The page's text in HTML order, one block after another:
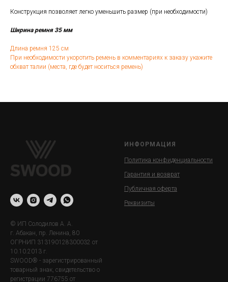
Конструкция позволяет легко уменьшить размер (при необходимости)
Ширина ремня 35 мм
Длина ремня 125 см
При необходимости укоротить ремень в комментариях к заказу укажите
обхват талии (места, где будет носиться ремень)
© ИП Солодилов А. А.
г. Абакан, пр. Ленина, 80
ОГРНИП 313190128300032 от
10.10.2013 г.
SWOOD® - зарегистрированный
товарный знак, свидетельство о
регистрации 776755 от
ИНФОРМАЦИЯ
Политика конфиденциальности
Гарантия и возврат
Публичная оферта
Реквизиты